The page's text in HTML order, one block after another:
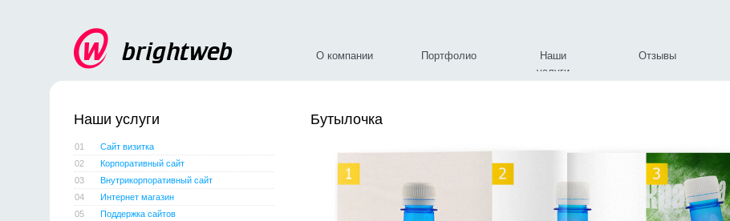
О компании Портфолио
Наши
услуги
Отзывы
Бутылочка
Наши услуги
01
Сайт визитка
02
Корпоративный сайт
03
Внутрикорпоративный сайт
04
Интернет магазин
05
Поддержка сайтов